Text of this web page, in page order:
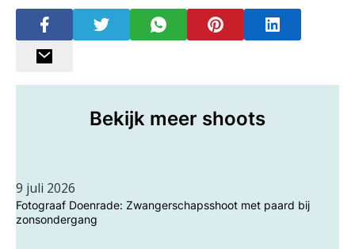
Bekijk meer shoots
9 juli 2026
Fotograaf Doenrade: Zwangerschapsshoot met paard bij
zonsondergang